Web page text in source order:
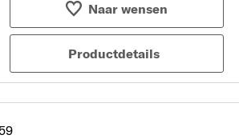
Naar wensen
Productdetails